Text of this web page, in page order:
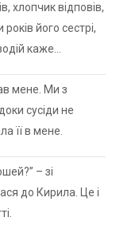
хлопчик відповів,
його сестрі,
каже…
мене. Ми з
сусіди не
її в мене.
– зі
до Кирила. Це і